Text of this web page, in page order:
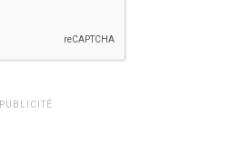
PUBLICITÉ